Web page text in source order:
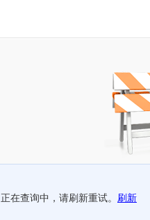
正在查询中，请刷新重试。 刷新